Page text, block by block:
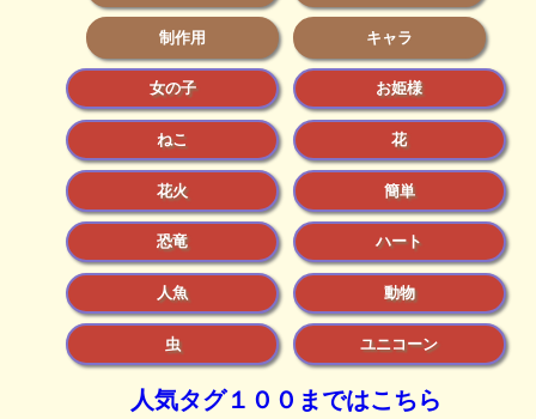
制作用 キャラ
女の子 お姫様
ねこ 花
花火 簡単
恐竜 ハート
人魚 動物
虫 ユニコーン
人気タグ１００まではこちら